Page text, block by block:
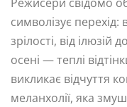
символізує перехід:
зрілості, від ілюзій
осені — теплі
викликає відчуття
меланхолії, яка